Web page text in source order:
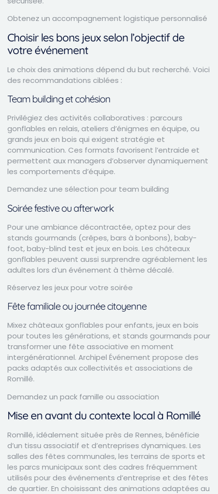
Obtenez un accompagnement logistique personnalisé
Choisir les bons jeux selon l’objectif de
votre événement
Le choix des animations dépend du but recherché. Voici
des recommandations ciblées :
Team building et cohésion
Privilégiez des activités collaboratives : parcours
gonflables en relais, ateliers d’énigmes en équipe, ou
grands jeux en bois qui exigent stratégie et
communication. Ces formats favorisent l’entraide et
permettent aux managers d’observer dynamiquement
les comportements d’équipe.
Demandez une sélection pour team building
Soirée festive ou afterwork
Pour une ambiance décontractée, optez pour des
stands gourmands (crêpes, bars à bonbons), baby-
foot, baby-blind test et jeux en bois. Les châteaux
gonflables peuvent aussi surprendre agréablement les
adultes lors d’un événement à thème décalé.
Réservez les jeux pour votre soirée
Fête familiale ou journée citoyenne
Mixez châteaux gonflables pour enfants, jeux en bois
pour toutes les générations, et stands gourmands pour
transformer une fête associative en moment
intergénérationnel. Archipel Événement propose des
packs adaptés aux collectivités et associations de
Romillé.
Demandez un pack famille ou association
Mise en avant du contexte local à Romillé
Romillé, idéalement située près de Rennes, bénéficie
d’un tissu associatif et d’entreprises dynamiques. Les
salles des fêtes communales, les terrains de sports et
les parcs municipaux sont des cadres fréquemment
utilisés pour des événements d’entreprise et des fêtes
de quartier. En choisissant des animations adaptées au